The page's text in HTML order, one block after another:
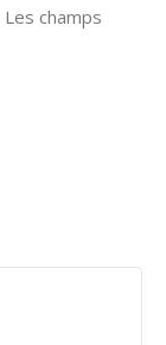
Les champs